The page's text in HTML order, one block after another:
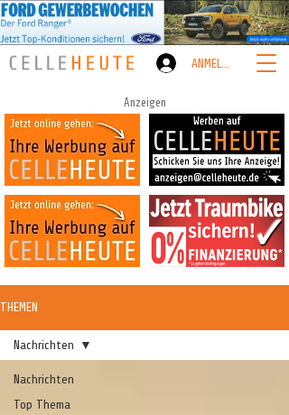
ANMELDEN
Anzeigen
THEMEN
Nachrichten
Top Thema
Nachrichten